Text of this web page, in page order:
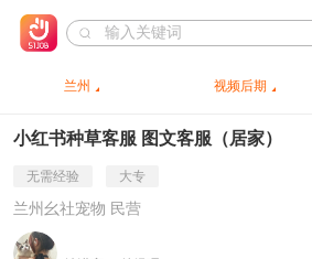
兰州 视频后期
小红书种草客服 图文客服（居家）
无需经验 大专
兰州幺社宠物 民营